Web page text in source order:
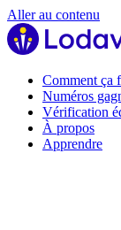
Aller au contenu
Comment ça
Numéros
Vérification
À propos
Apprendre